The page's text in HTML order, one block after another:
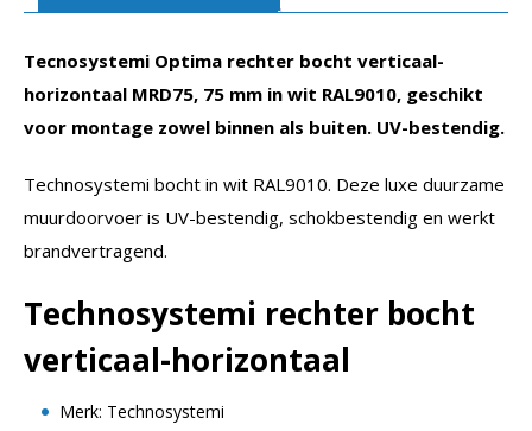
Tecnosystemi Optima rechter bocht verticaal-
horizontaal MRD75, 75 mm in wit RAL9010, geschikt
voor montage zowel binnen als buiten. UV-bestendig.
Technosystemi bocht in wit RAL9010. Deze luxe duurzame
muurdoorvoer is UV-bestendig, schokbestendig en werkt
brandvertragend.
Technosystemi rechter bocht
verticaal-horizontaal
Merk: Technosystemi